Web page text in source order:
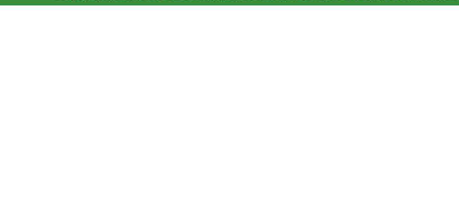
d'Agost, en que el Mercat Municipal romandrà TANCAT.